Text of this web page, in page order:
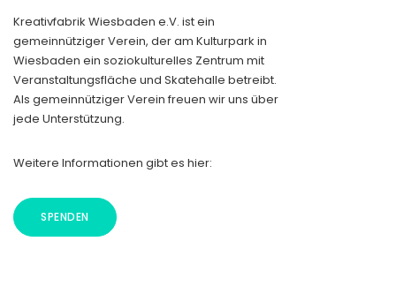
Kreativfabrik Wiesbaden e.V. ist ein
gemeinnütziger Verein, der am Kulturpark in
Wiesbaden ein soziokulturelles Zentrum mit
Veranstaltungsfläche und Skatehalle betreibt.
Als gemeinnütziger Verein freuen wir uns über
jede Unterstützung.
Weitere Informationen gibt es hier:
SPENDEN